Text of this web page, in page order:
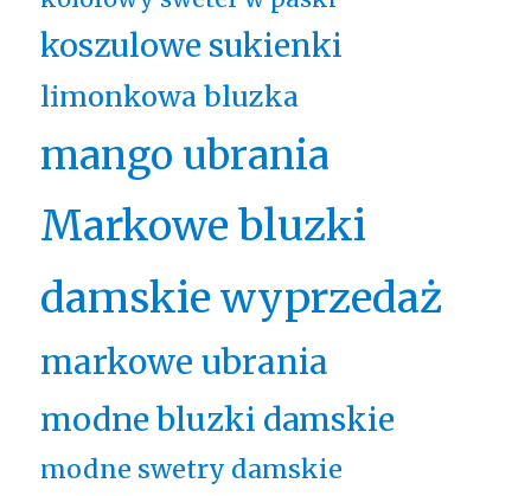
koszulowe sukienki
limonkowa bluzka
mango ubrania
Markowe bluzki
damskie wyprzedaż
markowe ubrania
modne bluzki damskie
modne swetry damskie